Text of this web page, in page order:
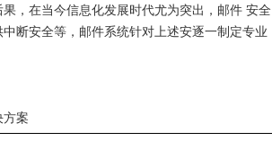
，在当今信息化发展时代尤为突出，邮件 安全
断安全等，邮件系统针对上述安逐一制定专业
案